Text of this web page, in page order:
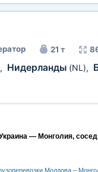
21 т
, Нидерланды (NL),
— Монголия,
Молдова –